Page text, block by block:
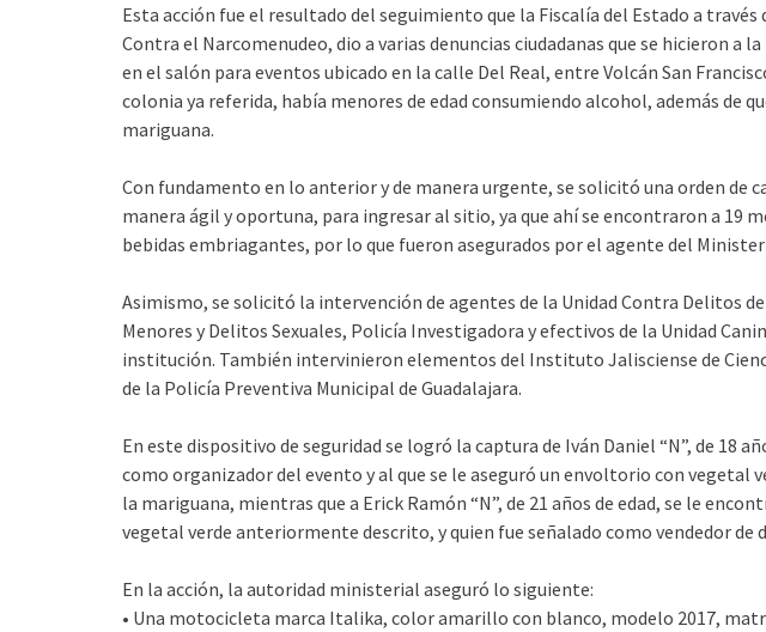
Esta acción fue el resultado del seguimiento que la Fiscalía del Estado a través
Contra el Narcomenudeo, dio a varias denuncias ciudadanas que se hicieron a
en el salón para eventos ubicado en la calle Del Real, entre Volcán San
colonia ya referida, había menores de edad consumiendo alcohol, además de
mariguana.
Con fundamento en lo anterior y de manera urgente, se solicitó una orden de
manera ágil y oportuna, para ingresar al sitio, ya que ahí se encontraron a 19
bebidas embriagantes, por lo que fueron asegurados por el agente del
Asimismo, se solicitó la intervención de agentes de la Unidad Contra Delitos
Menores y Delitos Sexuales, Policía Investigadora y efectivos de la Unidad
institución. También intervinieron elementos del Instituto Jalisciense de
de la Policía Preventiva Municipal de Guadalajara.
En este dispositivo de seguridad se logró la captura de Iván Daniel “N”, de 18
como organizador del evento y al que se le aseguró un envoltorio con vegetal
la mariguana, mientras que a Erick Ramón “N”, de 21 años de edad, se le
vegetal verde anteriormente descrito, y quien fue señalado como vendedor de
En la acción, la autoridad ministerial aseguró lo siguiente:
• Una motocicleta marca Italika, color amarillo con blanco, modelo 2017,